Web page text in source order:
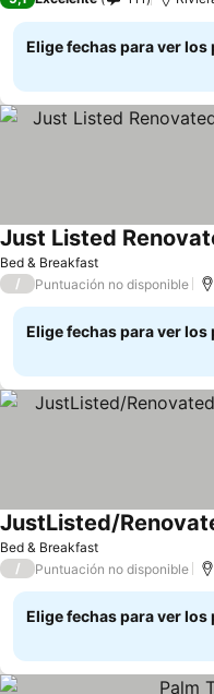
Elige fechas para ver
Bed & Breakfast
/ Puntuación no disponible
Elige fechas para ver
Bed & Breakfast
/ Puntuación no disponible
Elige fechas para ver